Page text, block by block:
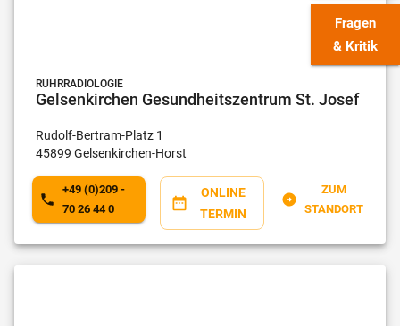
RUHRRADIOLOGIE
Gelsenkirchen Gesundheitszentrum St. Josef
Rudolf-Bertram-Platz 1
45899 Gelsenkirchen-Horst
+49 (0)209 -
70 26 44 0
ONLINE
TERMIN
ZUM
STANDORT
Fragen
& Kritik